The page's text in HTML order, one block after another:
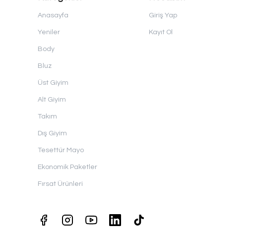
Anasayfa
Yeniler
Body
Bluz
Üst Giyim
Alt Giyim
Takım
Dış Giyim
Tesettür Mayo
Ekonomik Paketler
Fırsat Ürünleri
Giriş Yap
Kayıt Ol